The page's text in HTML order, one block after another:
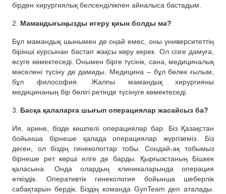
бірден хирургиялық белсенділікпен айналыса бастадым.
2. Мамандығыңызды игеру қиын болды ма?
Бұл мамандық шынымен де оңай емес, оны университеттің
бірінші курсынан бастап жақсы көру керек. Ол сізге дамуға,
өсуге көмектеседі. Онымен бірге түсінік, сана, медициналық
мәселені түсіну де дамиды. Медицина – бұл бөлек ғылым,
бұл философия. Жалпы мамандық хирургияны
медицинаның бір бөлігі ретінде түсінуге көмектеседі.
3. Басқа қалаларға шығып операциялар жасайсыз ба?
Ия, әрине, бізде көшпелі операциялар бар. Біз Қазақстан
бойынша бірнеше қалада операциялар жүргіземіз. Біз
деген, ол біздің гинекологтар тобы. Сондай-ақ тобымыз
бірнеше рет көрші елге де барды. Қырғызстаның Бішкек
қаласына. Онда олардың клиникаларында операция
өткіздік. Оперативтік гинекология бойынша шеберлік
сабақтарын бердік. Біздің команда GynTeam деп аталады.